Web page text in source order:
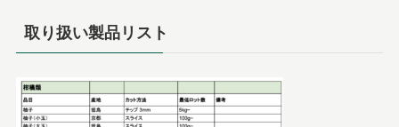
取り扱い製品リスト